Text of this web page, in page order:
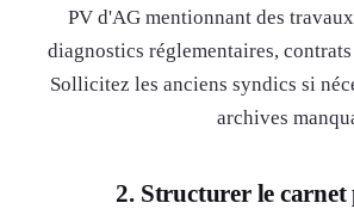
PV d'AG mentionnant des
diagnostics réglementaires,
Sollicitez les anciens syndics si
archives
2. Structurer le carnet